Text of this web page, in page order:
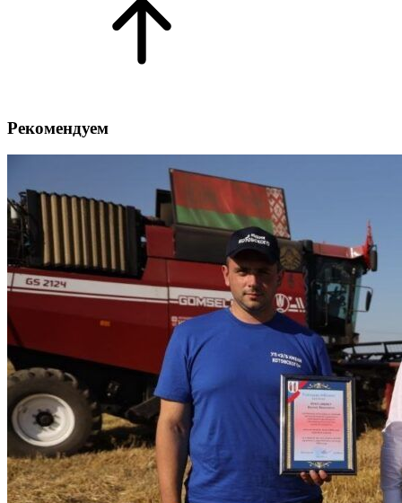
Рекомендуем